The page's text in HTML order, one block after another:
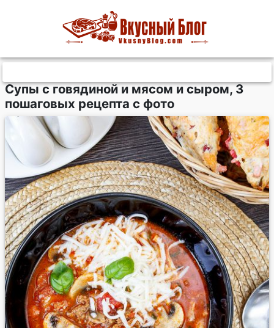
Супы с говядиной и мясом и сыром, 3
пошаговых рецепта с фото